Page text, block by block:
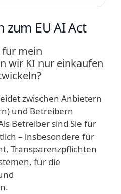
zum EU AI Act
für mein
wir KI nur einkaufen
zwischen Anbietern
und Betreibern
Betreiber sind Sie für
– insbesondere für
Transparenzpflichten
für die